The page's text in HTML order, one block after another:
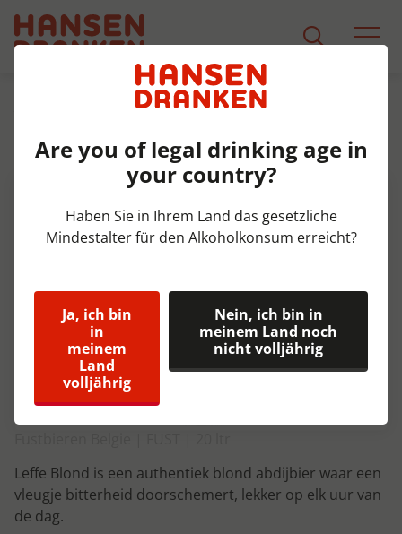
Produkt Detail
Leffe Blond Fust 20 ltr 6,6%
Leffe Blond is een authentiek blond abdijbier waar een
vleugje bitterheid doorschemert, lekker op elk uur van
de dag.
Are you of legal drinking age in
your country?
Haben Sie in Ihrem Land das gesetzliche
Mindestalter für den Alkoholkonsum erreicht?
Ja, ich bin
in
meinem
Land
volljährig
Nein, ich bin in
meinem Land noch
nicht volljährig